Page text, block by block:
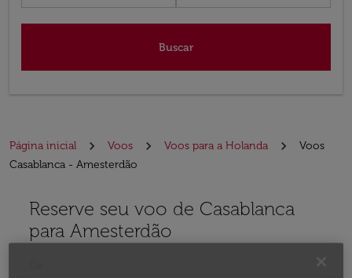
Buscar
Página inicial Voos Voos para a Holanda
Voos
Casablanca - Amesterdão
Reserve seu voo de Casablanca
para Amesterdão